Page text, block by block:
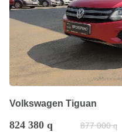
Volkswagen Tiguan
824 380 q 877 000 q